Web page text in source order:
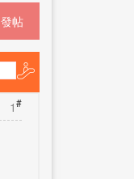
發帖
1#